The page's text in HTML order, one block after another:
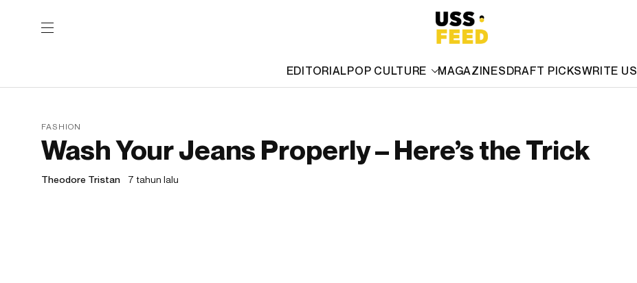
EDITORIALPOP CULTURE MAGAZINESDRAFT PICKSWRITE US
FASHION
Wash Your Jeans Properly – Here’s the Trick
Theodore Tristan 7 tahun lalu